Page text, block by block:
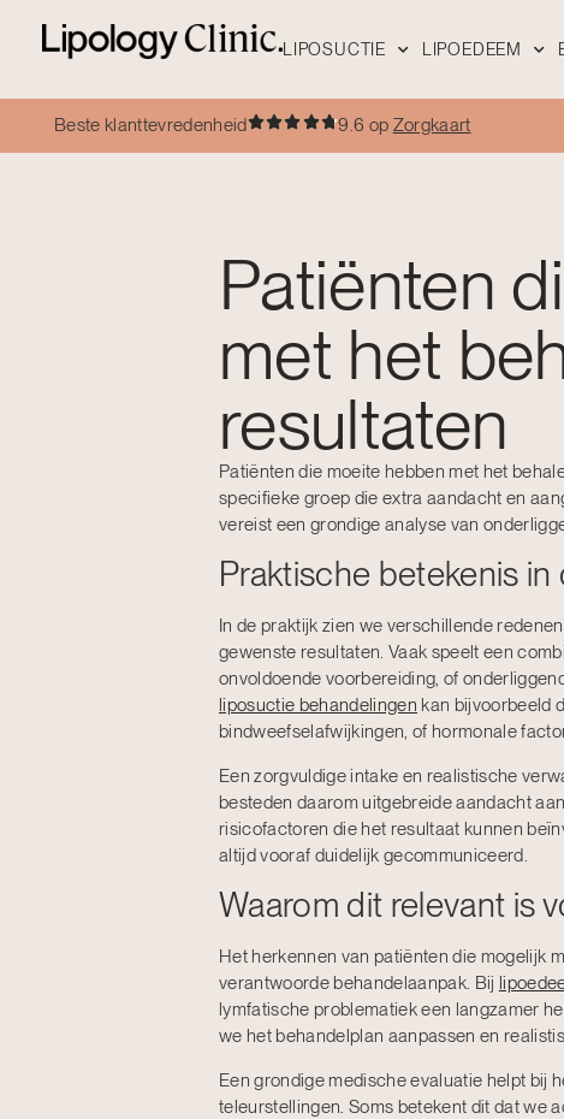
LIPOSUCTIE LIPOEDEEM
Beste klanttevredenheid 9.6 op Zorgkaart
Patiënten
met het
resultaten
Patiënten die moeite hebben met het
specifieke groep die extra aandacht en
vereist een grondige analyse van
Praktische betekenis
In de praktijk zien we verschillende
gewenste resultaten. Vaak speelt een
onvoldoende voorbereiding, of
liposuctie behandelingen kan bijvoorbeeld
bindweefselafwijkingen, of hormonale
Een zorgvuldige intake en realistische
besteden daarom uitgebreide aandacht
risicofactoren die het resultaat kunnen
altijd vooraf duidelijk gecommuniceerd.
Waarom dit relevant is
Het herkennen van patiënten die mogelijk
verantwoorde behandelaanpak. Bij
lymfatische problematiek een langzamer
we het behandelplan aanpassen en
Een grondige medische evaluatie helpt bij
teleurstellingen. Soms betekent dit dat we